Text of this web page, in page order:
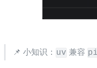
📌 小知识： uv 兼容